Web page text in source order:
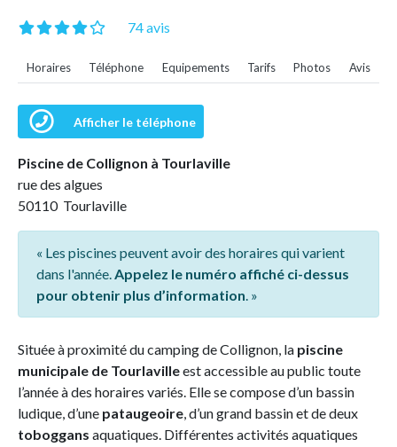
74 avis
Horaires Téléphone Equipements Tarifs Photos Avis
Afficher le téléphone
Piscine de Collignon à Tourlaville
rue des algues
50110 Tourlaville
« Les piscines peuvent avoir des horaires qui varient
dans l'année.Appelez le numéro affiché ci-dessus
pour obtenir plus d’information. »
Située à proximité du camping de Collignon, la piscine
municipale de Tourlavilleest accessible au public toute
l’année à des horaires variés. Elle se compose d’un bassin
ludique, d’une pataugeoire, d’un grand bassin et de deux
toboggans aquatiques. Différentes activités aquatiques